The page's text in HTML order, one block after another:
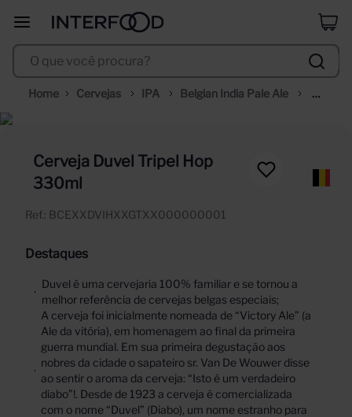
O que você procura?
Cervejas IPA Belgian India Pale Ale Cerveja
Hop
Cerveja Duvel Tripel Hop
330ml
Ref. : BCEXXDVIHXXGTXX000000001
Destaques
Duvel é uma cervejaria 100% familiar e se tornou a
melhor referência de cervejas belgas especiais;
A cerveja foi inicialmente nomeada de “Victory Ale” (a
Ale da vitória), em homenagem ao final da primeira
guerra mundial. Em sua primeira degustação aos
nobres da cidade o sapateiro sr. Van De Wouwer disse
ao sentir o aroma da cerveja: “Isto é um verdadeiro
diabo”!. Desde de 1923 a cerveja é comercializada
com o nome “Duvel” (Diabo), um nome estranho para
º duff
corpus astral
10ºselección